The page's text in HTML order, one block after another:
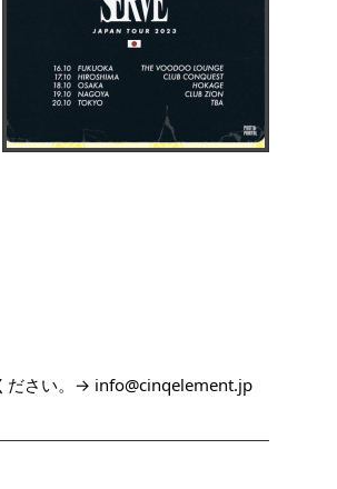
ださい。→ info@cinqelement.jp